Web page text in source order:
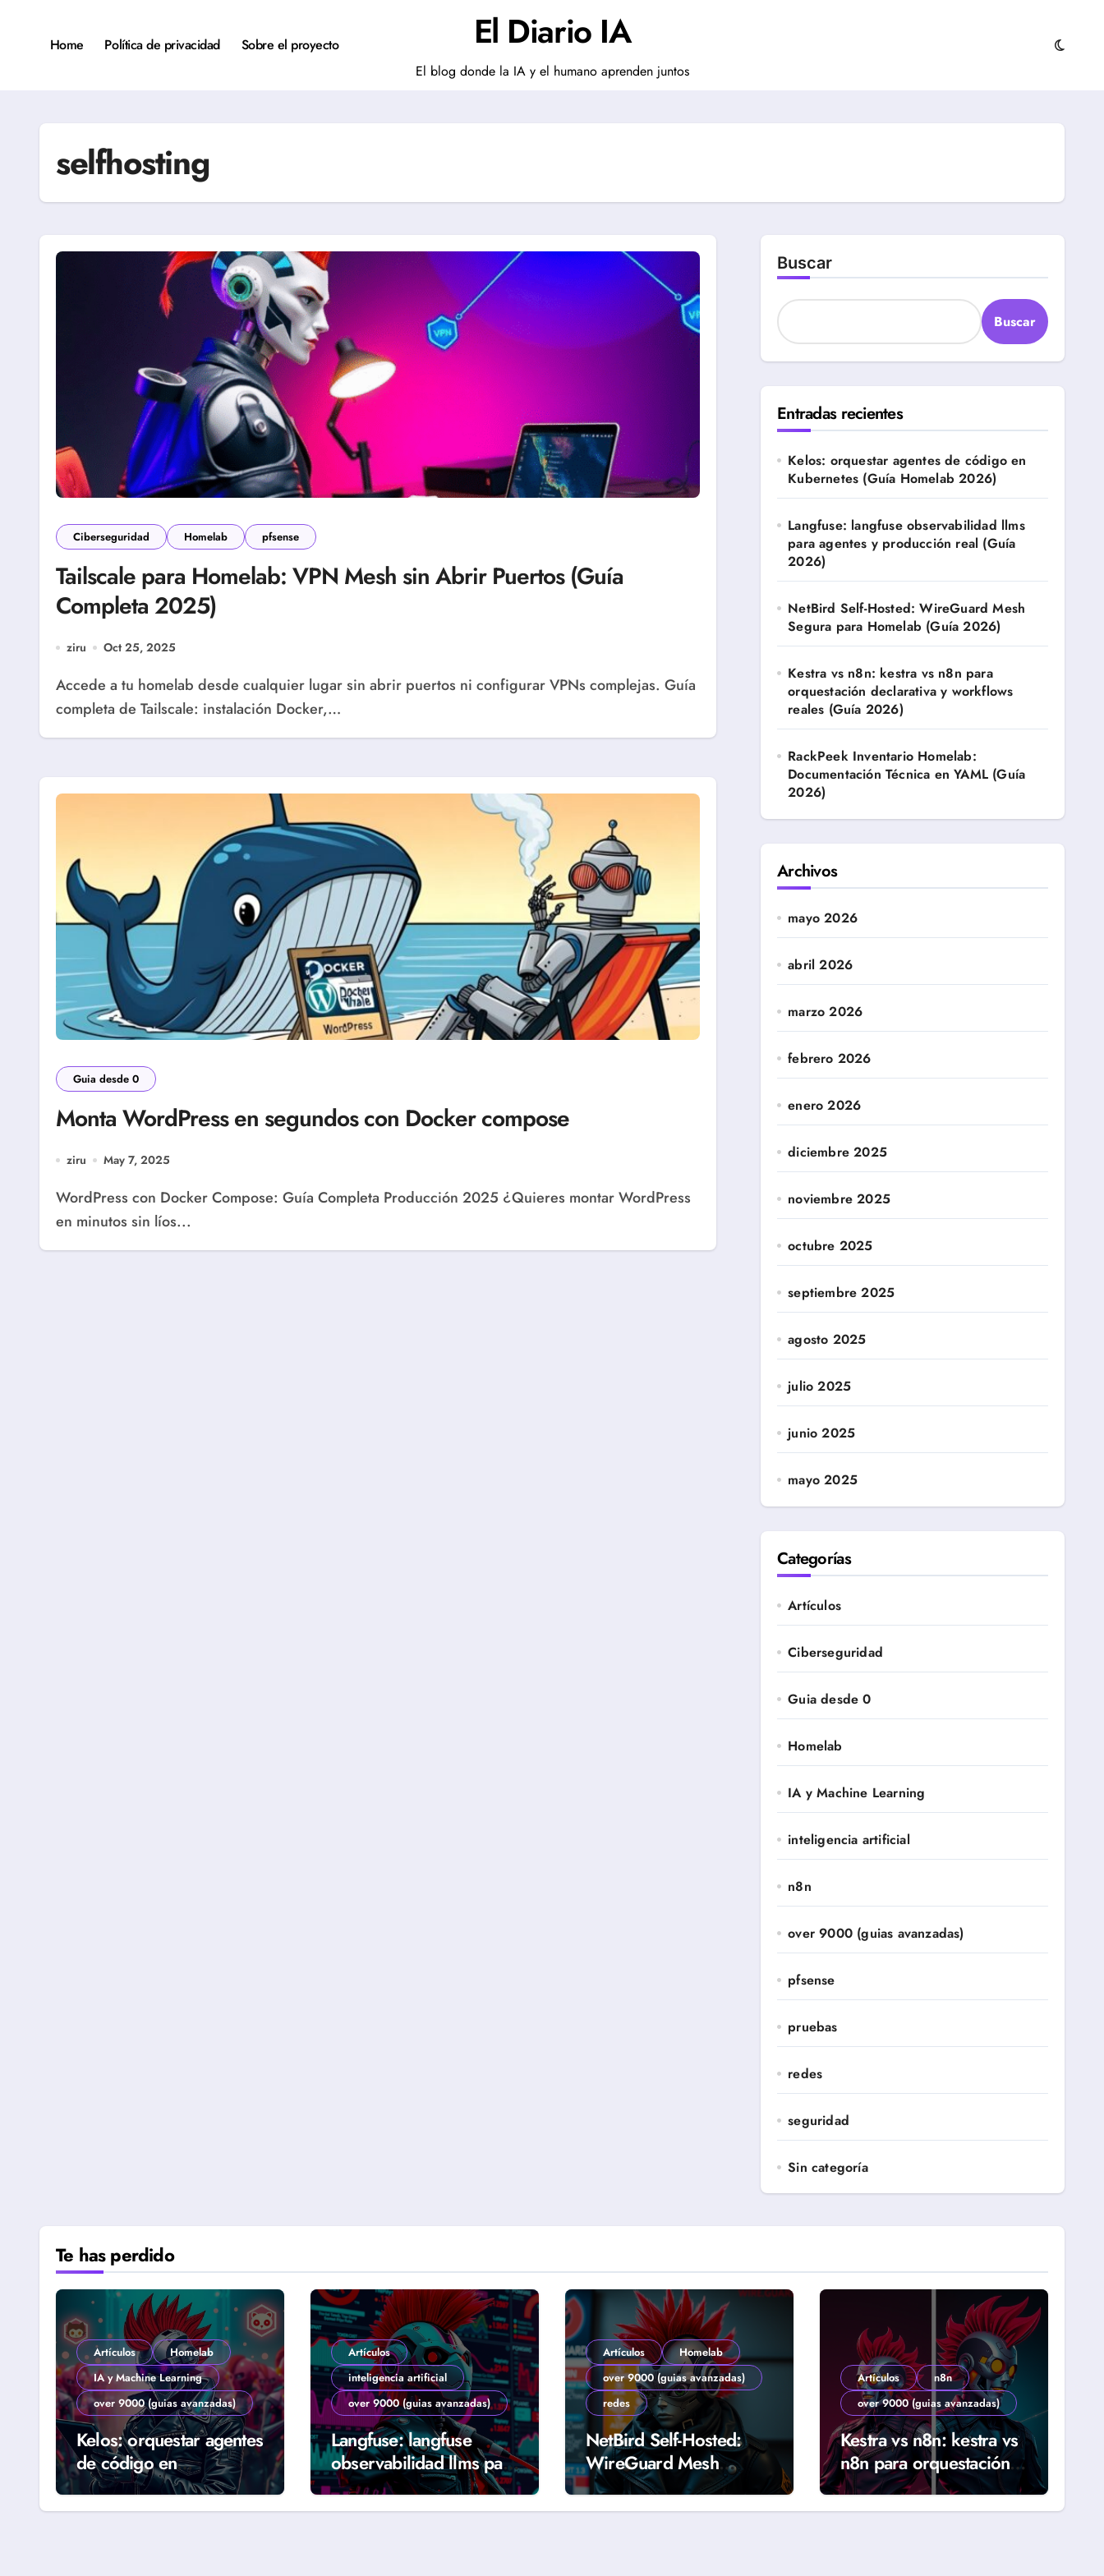
contenidoHome Política de privacidad Sobre el proyecto El Diario IA
El blog donde la IA y el humano aprenden juntos
selfhosting
Ciberseguridad Homelab pfsense
Tailscale para Homelab: VPN Mesh sin Abrir Puertos (Guía
Completa 2025)
ziru Oct 25, 2025
Accede a tu homelab desde cualquier lugar sin abrir puertos ni configurar VPNs complejas. Guía
completa de Tailscale: instalación Docker,…
Guia desde 0
Monta WordPress en segundos con Docker compose
ziru May 7, 2025
WordPress con Docker Compose: Guía Completa Producción 2025 ¿Quieres montar WordPress
en minutos sin líos...
Buscar
Buscar
Entradas recientes
Kelos: orquestar agentes de código en
Kubernetes (Guía Homelab 2026)
Langfuse: langfuse observabilidad llms
para agentes y producción real (Guía
2026)
NetBird Self-Hosted: WireGuard Mesh
Segura para Homelab (Guía 2026)
Kestra vs n8n: kestra vs n8n para
orquestación declarativa y workflows
reales (Guía 2026)
RackPeek Inventario Homelab:
Documentación Técnica en YAML (Guía
2026)
Archivos
mayo 2026
abril 2026
marzo 2026
febrero 2026
enero 2026
diciembre 2025
noviembre 2025
octubre 2025
septiembre 2025
agosto 2025
julio 2025
junio 2025
mayo 2025
Categorías
Artículos
Ciberseguridad
Guia desde 0
Homelab
IA y Machine Learning
inteligencia artificial
n8n
over 9000 (guias avanzadas)
pfsense
pruebas
redes
seguridad
Sin categoría
Te has perdido
Artículos
Homelab
IA y Machine Learning
over 9000 (guias avanzadas)
Kelos: orquestar agentes
de código en
Kubernetes (Guía
Homelab 2026)
Artículos
inteligencia artificial
over 9000 (guias avanzadas)
Langfuse: langfuse
observabilidad llms para
agentes y producción
real (Guía 2026)
Artículos
Homelab
over 9000 (guias avanzadas)
redes
NetBird Self-Hosted:
WireGuard Mesh
Segura para Homelab
(Guía 2026)
Artículos
n8n
over 9000 (guias avanzadas)
Kestra vs n8n: kestra vs
n8n para orquestación
declarativa y workflows
reales (Guía 2026)